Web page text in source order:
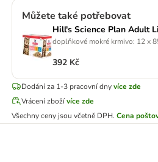
Můžete také potřebovat
Hill's Science Plan Adult
doplňkové mokré krmivo: 12 x
392 Kč
Dodání za 1-3 pracovní dny více zde
Vrácení zbožívíce zde
Všechny ceny jsou včetně DPH. Cena